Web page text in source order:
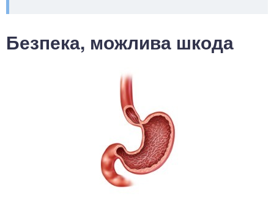
Безпека, можлива шкода